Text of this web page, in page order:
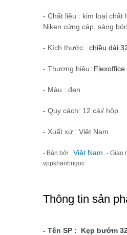
- Chất liệu : kim loại chất
Niken cứng cáp, sáng
- Kích thước: chiều dài
- Thương hiệu: Flexoffice
- Màu : đen
- Quy cách: 12 cái/ hộp
- Xuất xứ : Việt Nam
- Bán bởi Việt Nam - Giao
vppkhanhngoc
Thông tin sản
- Tên SP : Kẹp bướm